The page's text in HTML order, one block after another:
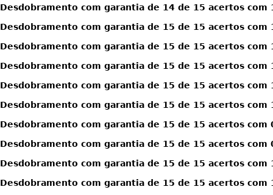
Desdobramento com garantia de 14 de 15 acertos com
Desdobramento com garantia de 15 de 15 acertos com
Desdobramento com garantia de 15 de 15 acertos com
Desdobramento com garantia de 15 de 15 acertos com
Desdobramento com garantia de 15 de 15 acertos com
Desdobramento com garantia de 15 de 15 acertos com
Desdobramento com garantia de 15 de 15 acertos com
Desdobramento com garantia de 15 de 15 acertos com
Desdobramento com garantia de 15 de 15 acertos com
Desdobramento com garantia de 15 de 15 acertos com